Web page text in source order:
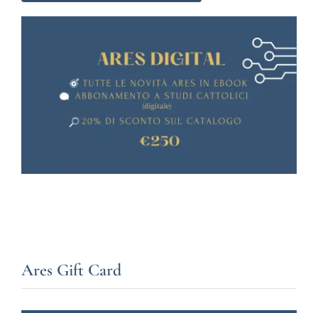
Ares Gift Card